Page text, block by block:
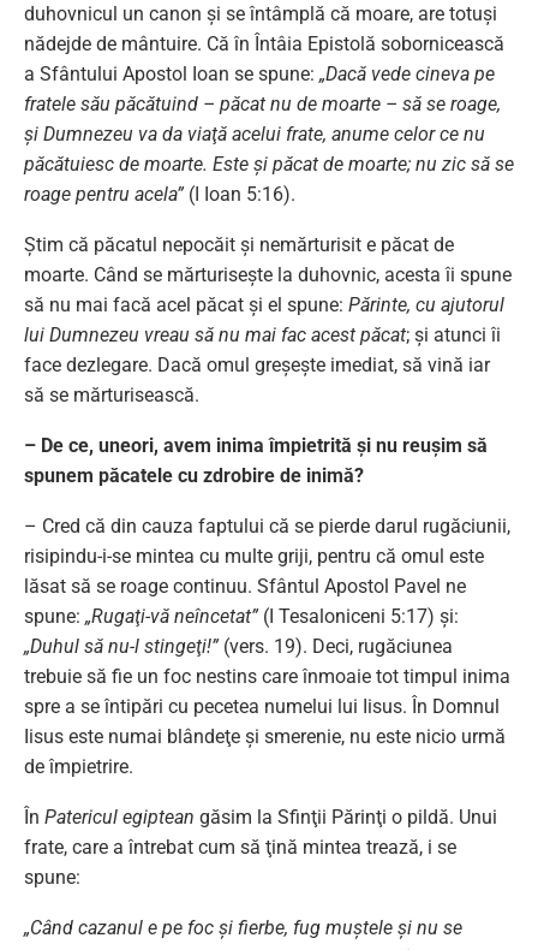
duhovnicul un canon şi se întâmplă că moare, are totuşi
nădejde de mântuire. Că în Întâia Epistolă sobornicească
a Sfântului Apostol Ioan se spune: „Dacă vede cineva pe
fratele său păcătuind – păcat nu de moarte – să se roage,
şi Dumnezeu va da viaţă acelui frate, anume celor ce nu
păcătuiesc de moarte. Este şi păcat de moarte; nu zic să se
roage pentru acela” (I Ioan 5:16).
Ştim că păcatul nepocăit şi nemărturisit e păcat de
moarte. Când se mărturiseşte la duhovnic, acesta îi spune
să nu mai facă acel păcat şi el spune: Părinte, cu ajutorul
lui Dumnezeu vreau să nu mai fac acest păcat; şi atunci îi
face dezlegare. Dacă omul greşeşte imediat, să vină iar
să se mărturisească.
– De ce, uneori, avem inima împietrită şi nu reuşim să
spunem păcatele cu zdrobire de inimă?
– Cred că din cauza faptului că se pierde darul rugăciunii,
risipindu-i-se mintea cu multe griji, pentru că omul este
lăsat să se roage continuu. Sfântul Apostol Pavel ne
spune: „Rugaţi-vă neîncetat” (I Tesaloniceni 5:17) şi:
„Duhul să nu-l stingeţi!” (vers. 19). Deci, rugăciunea
trebuie să fie un foc nestins care înmoaie tot timpul inima
spre a se întipări cu pecetea numelui lui Iisus. În Domnul
Iisus este numai blândeţe şi smerenie, nu este nicio urmă
de împietrire.
În Patericul egiptean găsim la Sfinţii Părinţi o pildă. Unui
frate, care a întrebat cum să ţină mintea trează, i se
spune:
„Când cazanul e pe foc şi fierbe, fug muştele şi nu se